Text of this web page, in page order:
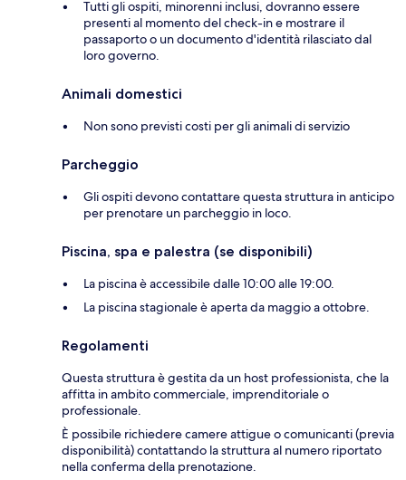
Tutti gli ospiti, minorenni inclusi, dovranno essere
presenti al momento del check-in e mostrare il
passaporto o un documento d'identità rilasciato dal
loro governo.
Animali domestici
Non sono previsti costi per gli animali di servizio
Parcheggio
Gli ospiti devono contattare questa struttura in anticipo
per prenotare un parcheggio in loco.
Piscina, spa e palestra (se disponibili)
La piscina è accessibile dalle 10:00 alle 19:00.
La piscina stagionale è aperta da maggio a ottobre.
Regolamenti
Questa struttura è gestita da un host professionista, che la
affitta in ambito commerciale, imprenditoriale o
professionale.
È possibile richiedere camere attigue o comunicanti (previa
disponibilità) contattando la struttura al numero riportato
nella conferma della prenotazione.